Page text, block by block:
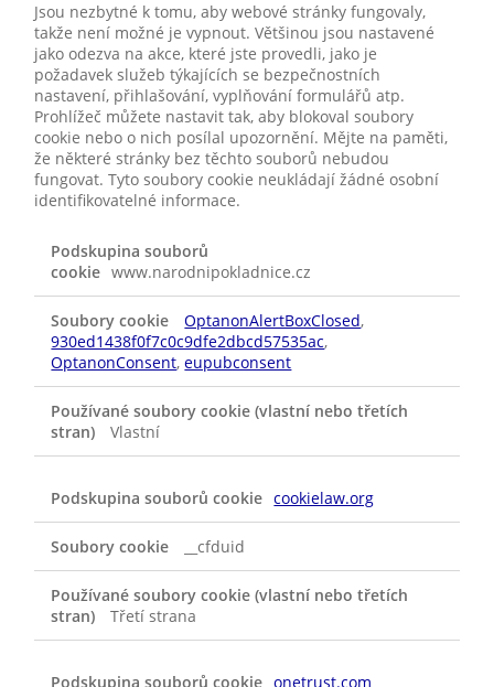
Jsou nezbytné k tomu, aby webové stránky fungovaly,
takže není možné je vypnout. Většinou jsou nastavené
jako odezva na akce, které jste provedli, jako je
požadavek služeb týkajících se bezpečnostních
nastavení, přihlašování, vyplňování formulářů atp.
Prohlížeč můžete nastavit tak, aby blokoval soubory
cookie nebo o nich posílal upozornění. Mějte na paměti,
že některé stránky bez těchto souborů nebudou
fungovat. Tyto soubory cookie neukládají žádné osobní
identifikovatelné informace.
NEZBYTNÉ
SOUBORY
COOKIE
www.narodnipokladnice.cz
OptanonAlertBoxClosed,
930ed1438f0f7c0c9dfe2dbcd57535ac,
OptanonConsent,eupubconsent
Vlastní
cookielaw.org
__cfduid
Třetí strana
onetrust.com